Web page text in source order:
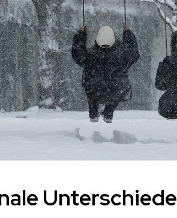
Unterschiede